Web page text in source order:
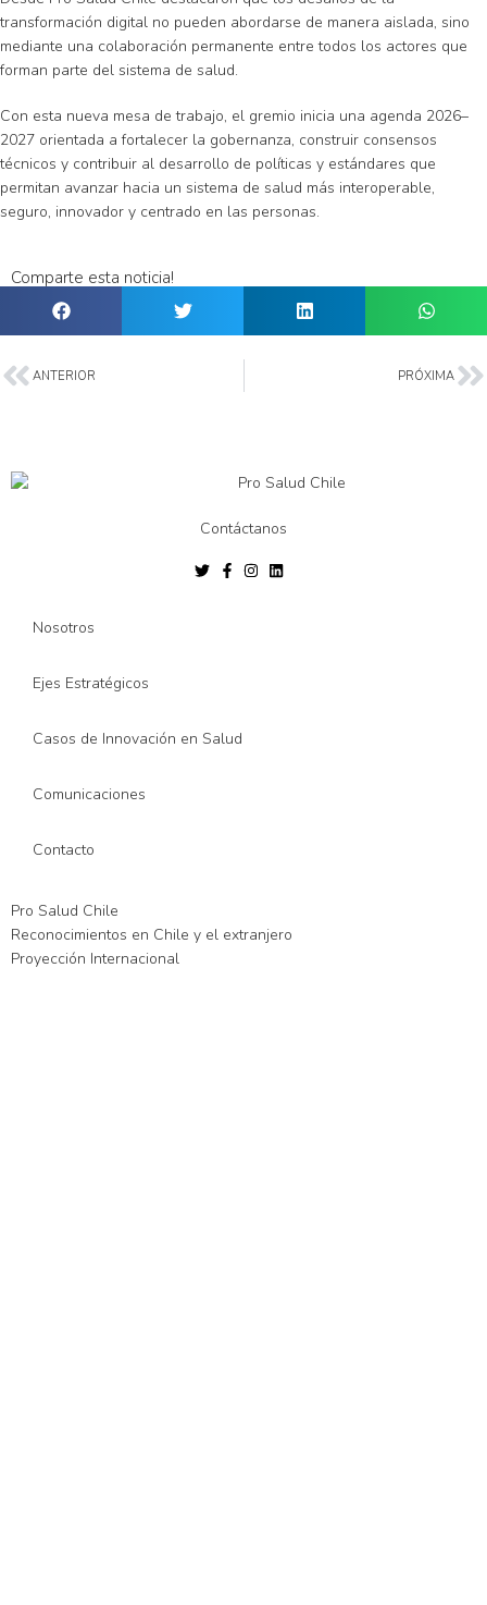
transformación digital no pueden abordarse de manera aislada, sino
mediante una colaboración permanente entre todos los actores que
forman parte del sistema de salud.
Con esta nueva mesa de trabajo, el gremio inicia una agenda 2026–
2027 orientada a fortalecer la gobernanza, construir consensos
técnicos y contribuir al desarrollo de políticas y estándares que
permitan avanzar hacia un sistema de salud más interoperable,
seguro, innovador y centrado en las personas.
Comparte esta noticia!
ANTERIOR PRÓXIMA
Contáctanos
Nosotros
Ejes Estratégicos
Casos de Innovación en Salud
Comunicaciones
Contacto
Pro Salud Chile
Reconocimientos en Chile y el extranjero
Proyección Internacional